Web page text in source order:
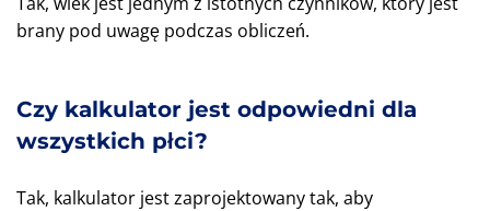
brany pod uwagę podczas obliczeń.
Czy kalkulator jest odpowiedni dla
wszystkich płci?
Tak, kalkulator jest zaprojektowany tak, aby